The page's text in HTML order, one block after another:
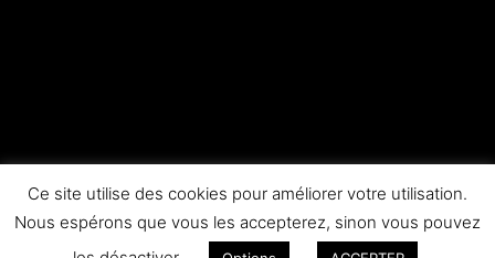
Ce site utilise des cookies pour améliorer votre utilisation.
Nous espérons que vous les accepterez, sinon vous pouvez